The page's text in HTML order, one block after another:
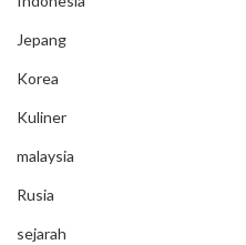
Jepang
Korea
Kuliner
malaysia
Rusia
sejarah